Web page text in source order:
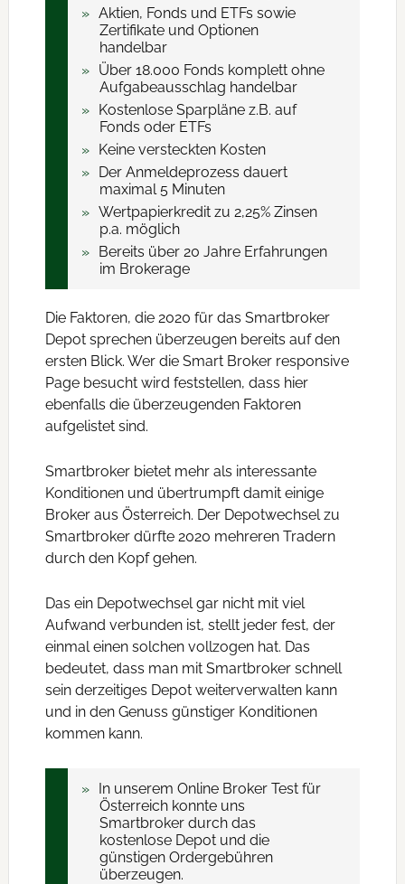
Aktien, Fonds und ETFs sowie
Zertifikate und Optionen
handelbar
Über 18.000 Fonds komplett ohne
Aufgabeausschlag handelbar
Kostenlose Sparpläne z.B. auf
Fonds oder ETFs
Keine versteckten Kosten
Der Anmeldeprozess dauert
maximal 5 Minuten
Wertpapierkredit zu 2,25% Zinsen
p.a. möglich
Bereits über 20 Jahre Erfahrungen
im Brokerage
Die Faktoren, die 2020 für das Smartbroker
Depot sprechen überzeugen bereits auf den
ersten Blick. Wer die Smart Broker responsive
Page besucht wird feststellen, dass hier
ebenfalls die überzeugenden Faktoren
aufgelistet sind.
Smartbroker bietet mehr als interessante
Konditionen und übertrumpft damit einige
Broker aus Österreich. Der Depotwechsel zu
Smartbroker dürfte 2020 mehreren Tradern
durch den Kopf gehen.
Das ein Depotwechsel gar nicht mit viel
Aufwand verbunden ist, stellt jeder fest, der
einmal einen solchen vollzogen hat. Das
bedeutet, dass man mit Smartbroker schnell
sein derzeitiges Depot weiterverwalten kann
und in den Genuss günstiger Konditionen
kommen kann.
In unserem Online Broker Test für
Österreich konnte uns
Smartbroker durch das
kostenlose Depot und die
günstigen Ordergebühren
überzeugen.